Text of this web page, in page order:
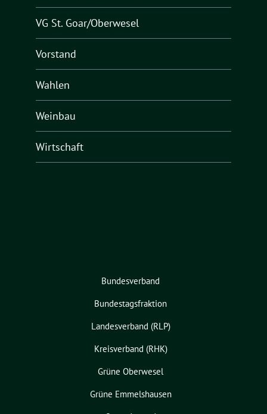
VG St. Goar/Oberwesel
Vorstand
Wahlen
Weinbau
Wirtschaft
Bundesverband
Bundestagsfraktion
Landesverband (RLP)
Kreisverband (RHK)
Grüne Oberwesel
Grüne Emmelshausen